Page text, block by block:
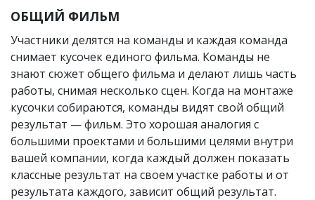
ОБЩИЙ ФИЛЬМ
Участники делятся на команды и каждая команда
снимает кусочек единого фильма. Команды не
знают сюжет общего фильма и делают лишь часть
работы, снимая несколько сцен. Когда на монтаже
кусочки собираются, команды видят свой общий
результат — фильм. Это хорошая аналогия с
большими проектами и большими целями внутри
вашей компании, когда каждый должен показать
классные результат на своем участке работы и от
результата каждого, зависит общий результат.